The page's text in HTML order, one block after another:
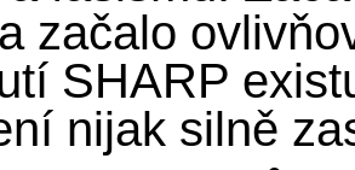
začalo
SHARP
nijak silně